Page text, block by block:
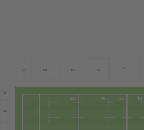
EC
EB
EA
NE
NF